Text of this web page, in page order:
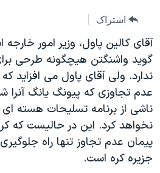
جهش
به
جستجوویژه برنامه‌ها
ویدیوها
فرهنگ و زندگی
حقوق شهروندی
اقتصادی
علم و فناوری
۲۵۰سالگی آمریکا
بایگانی برنامه‌های تلویزیونی
مستندها
انتخابات ریاست جمهوری آمریکا ۲۰۲۴
حمله جمهوری اسلامی به اسرائیل
رمز مهسا
فرکانس‌های صدای آمریکا
یادگیری زبان انگلیسی
دنبال کنید
اشتراک
آقای کالين پاول، وزير امور خارجه
گويد واشنگتن هيچگونه طرحی
ندارد. ولی آقای پاول می افزايد
عدم تجاوزی که پيونگ يانگ آنرا
ناشی از برنامه تسليحات هسته ای
نخواهد کرد. اين در حاليست که
پيمان عدم تجاوز تنها راه
جزيره کره است.